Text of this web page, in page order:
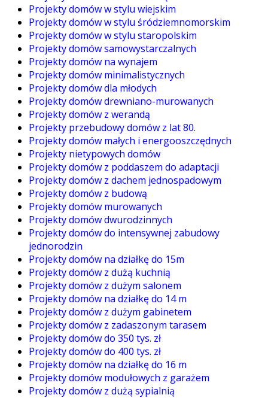
Projekty domów w stylu wiejskim
Projekty domów w stylu śródziemnomorskim
Projekty domów w stylu staropolskim
Projekty domów samowystarczalnych
Projekty domów na wynajem
Projekty domów minimalistycznych
Projekty domów dla młodych
Projekty domów drewniano-murowanych
Projekty domów z werandą
Projekty przebudowy domów z lat 80.
Projekty domów małych i energooszczędnych
Projekty nietypowych domów
Projekty domów z poddaszem do adaptacji
Projekty domów z dachem jednospadowym
Projekty domów z budową
Projekty domów murowanych
Projekty domów dwurodzinnych
Projekty domów do intensywnej zabudowy
jednorodzin
Projekty domów na działkę do 15m
Projekty domów z dużą kuchnią
Projekty domów z dużym salonem
Projekty domów na działkę do 14 m
Projekty domów z dużym gabinetem
Projekty domów z zadaszonym tarasem
Projekty domów do 350 tys. zł
Projekty domów do 400 tys. zł
Projekty domów na działkę do 16 m
Projekty domów modułowych z garażem
Projekty domów z dużą sypialnią